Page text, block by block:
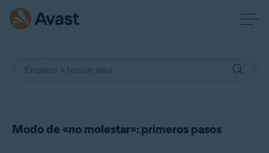
Modo de «no molestar»: primeros pasos